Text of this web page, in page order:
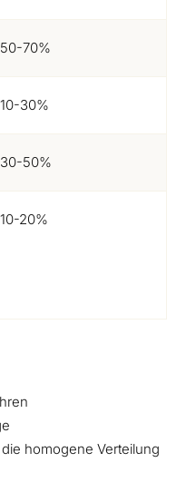
50-70%
10-30%
30-50%
10-20%
homogene Verteilung